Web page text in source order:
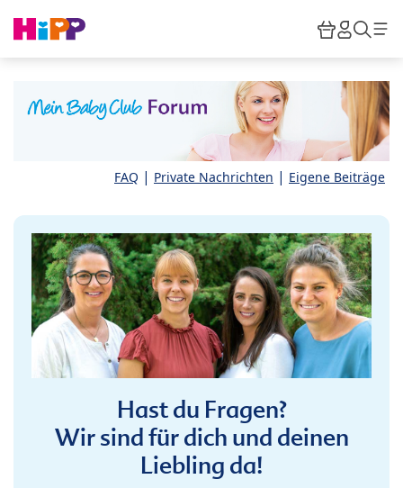
HiPP
FAQ | Private Nachrichten | Eigene Beiträge
Hast du Fragen?
Wir sind für dich und deinen
Liebling da!